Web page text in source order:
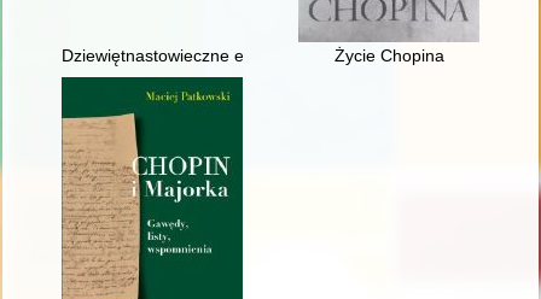
Dziewiętnastowieczne edycje dzieł Fryderyka Chopina jako
Życie Chopina